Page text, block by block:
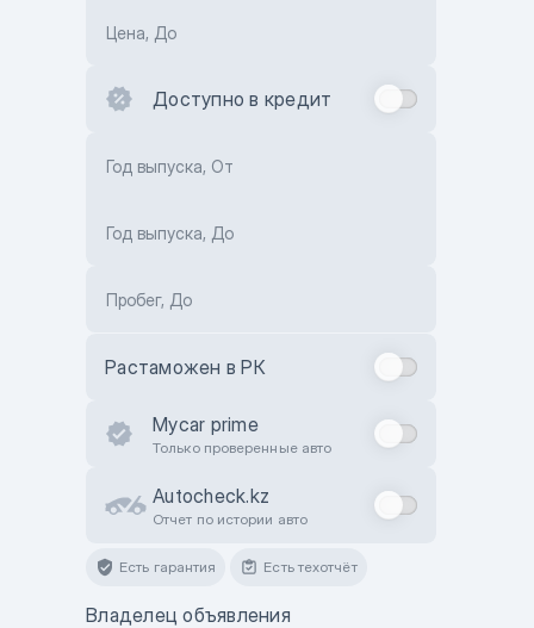
Цена, До
Доступно в кредит
Год выпуска, От
Год выпуска, До
Пробег, До
Растаможен в РК
Mycar prime
Только проверенные авто
Autocheck.kz
Отчет по истории авто
Есть гарантия Есть техотчёт
Владелец объявления